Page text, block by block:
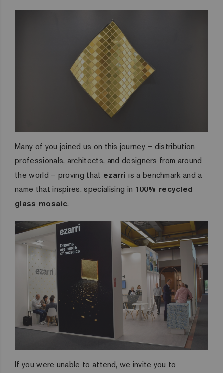
Many of you joined us on this journey – distribution
professionals, architects, and designers from around
the world – proving that ezarriis a benchmark and a
name that inspires, specialising in 100% recycled
glass mosaic.
If you were unable to attend, we invite you to